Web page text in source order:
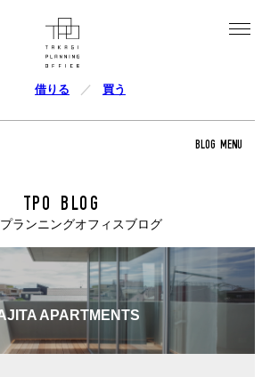
借りる 買う
BLOG MENU
TPO BLOG
ランニングオフィスブログ
APARTMENTS